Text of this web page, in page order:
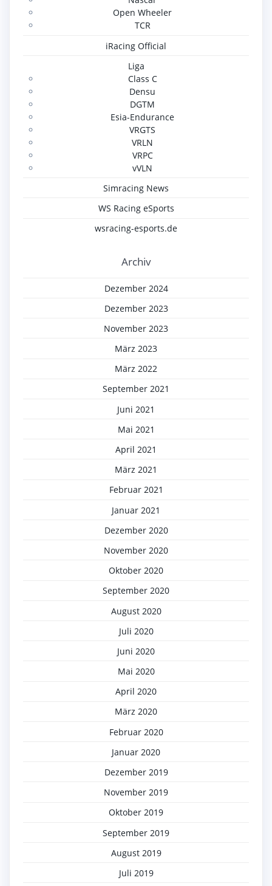
Open Wheeler
TCR
iRacing Official
Liga
Class C
Densu
DGTM
Esia-Endurance
VRGTS
VRLN
VRPC
vVLN
Simracing News
WS Racing eSports
wsracing-esports.de
Archiv
Dezember 2024
Dezember 2023
November 2023
März 2023
März 2022
September 2021
Juni 2021
Mai 2021
April 2021
März 2021
Februar 2021
Januar 2021
Dezember 2020
November 2020
Oktober 2020
September 2020
August 2020
Juli 2020
Juni 2020
Mai 2020
April 2020
März 2020
Februar 2020
Januar 2020
Dezember 2019
November 2019
Oktober 2019
September 2019
August 2019
Juli 2019